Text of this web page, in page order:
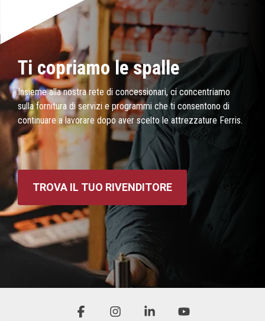
Ti copriamo le spalle
Insieme alla nostra rete di concessionari, ci concentriamo
sulla fornitura di servizi e programmi che ti consentono di
continuare a lavorare dopo aver scelto le attrezzature Ferris.
TROVA IL TUO RIVENDITORE
FacebookInstagramLinkedin